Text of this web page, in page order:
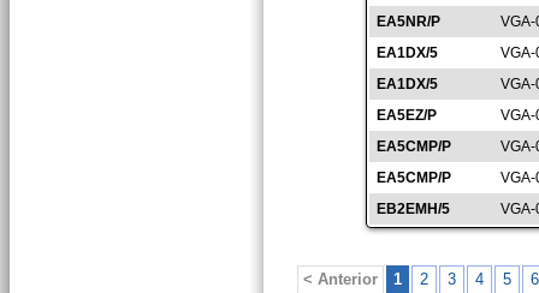
EA5NR/P
EA1DX/5
EA1DX/5
EA5EZ/P
EA5CMP/P
EA5CMP/P
EB2EMH/5
< Anterior 1 2 3 4 5 6